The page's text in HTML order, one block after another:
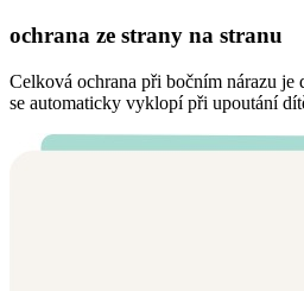
ochrana ze strany na stranu
Celková ochrana při bočním nárazu je
se automaticky vyklopí při upoutání